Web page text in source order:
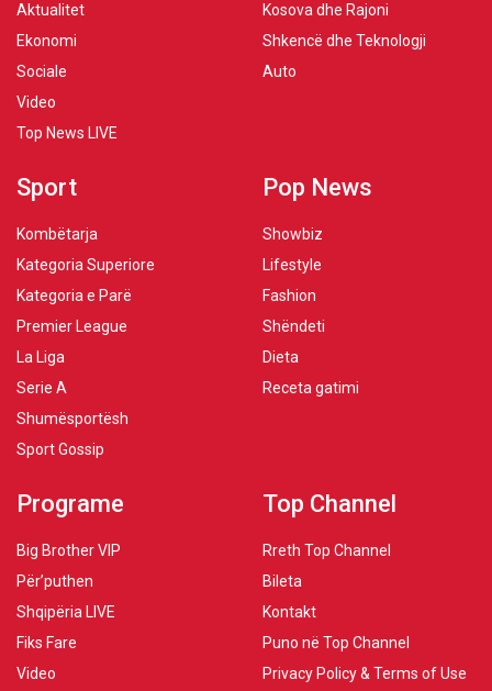
Aktualitet
Ekonomi
Sociale
Video
Top News LIVE
Kosova dhe Rajoni
Shkencë dhe Teknologji
Auto
Sport
Kombëtarja
Kategoria Superiore
Kategoria e Parë
Premier League
La Liga
Serie A
Shumësportësh
Sport Gossip
Pop News
Showbiz
Lifestyle
Fashion
Shëndeti
Dieta
Receta gatimi
Programe
Big Brother VIP
Për’puthen
Shqipëria LIVE
Fiks Fare
Video
Top Channel
Rreth Top Channel
Bileta
Kontakt
Puno në Top Channel
Privacy Policy & Terms of Use